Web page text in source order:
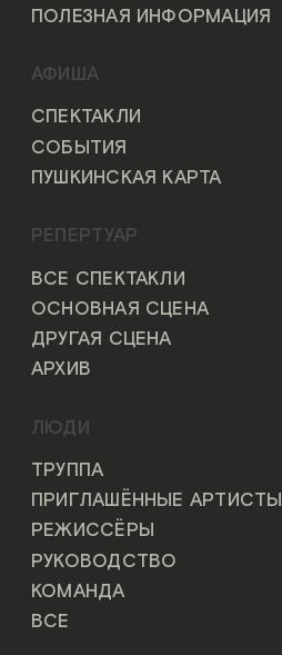
ПОЛЕЗНАЯ ИНФОРМАЦИЯ
АФИША
СПЕКТАКЛИ
СОБЫТИЯ
ПУШКИНСКАЯ КАРТА
РЕПЕРТУАР
ВСЕ СПЕКТАКЛИ
ОСНОВНАЯ СЦЕНА
ДРУГАЯ СЦЕНА
АРХИВ
ЛЮДИ
ТРУППА
ПРИГЛАШЁННЫЕ АРТИСТЫ
РЕЖИССЁРЫ
РУКОВОДСТВО
КОМАНДА
ВСЕ